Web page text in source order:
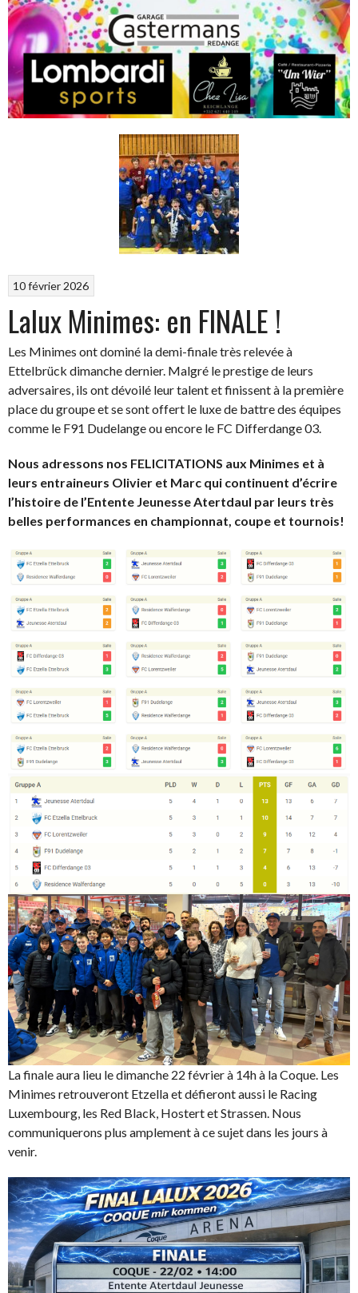
10 février 2026
Lalux Minimes: en FINALE !
Les Minimes ont dominé la demi-finale très relevée à
Ettelbrück dimanche dernier. Malgré le prestige de leurs
adversaires, ils ont dévoilé leur talent et finissent à la première
place du groupe et se sont offert le luxe de battre des équipes
comme le F91 Dudelange ou encore le FC Differdange 03.
Nous adressons nos FELICITATIONS aux Minimes et à
leurs entraineurs Olivier et Marc qui continuent d’écrire
l’histoire de l’Entente Jeunesse Atertdaul par leurs très
belles performances en championnat, coupe et tournois!
La finale aura lieu le dimanche 22 février à 14h à la Coque. Les
Minimes retrouveront Etzella et défieront aussi le Racing
Luxembourg, les Red Black, Hostert et Strassen. Nous
communiquerons plus amplement à ce sujet dans les jours à
venir.